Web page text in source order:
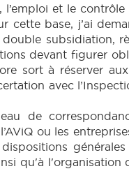
et le
cette base, j’ai
subsidiation,
devant figurer
sort à réserver
avec
de
ou les
qu'à l'organisation